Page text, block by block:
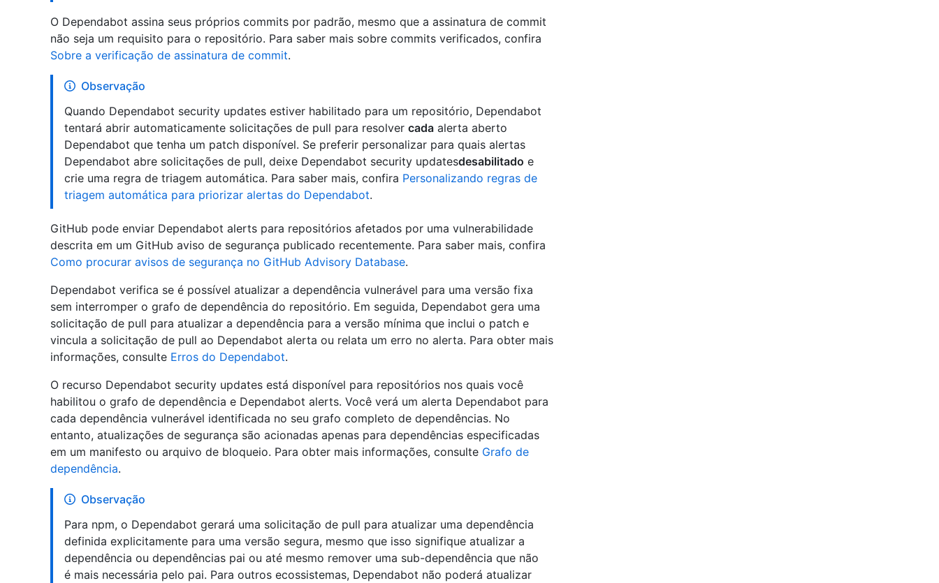
O Dependabot assina seus próprios commits por padrão, mesmo que a assinatura de commit
não seja um requisito para o repositório. Para saber mais sobre commits verificados, confira
Sobre a verificação de assinatura de commit.
Observação
Quando Dependabot security updates estiver habilitado para um repositório, Dependabot
tentará abrir automaticamente solicitações de pull para resolver cada alerta aberto
Dependabot que tenha um patch disponível. Se preferir personalizar para quais alertas
Dependabot abre solicitações de pull, deixe Dependabot security updatesdesabilitado e
crie uma regra de triagem automática. Para saber mais, confira Personalizando regras de
triagem automática para priorizar alertas do Dependabot.
GitHub pode enviar Dependabot alerts para repositórios afetados por uma vulnerabilidade
descrita em um GitHub aviso de segurança publicado recentemente. Para saber mais, confira
Como procurar avisos de segurança no GitHub Advisory Database.
Dependabot verifica se é possível atualizar a dependência vulnerável para uma versão fixa
sem interromper o grafo de dependência do repositório. Em seguida, Dependabot gera uma
solicitação de pull para atualizar a dependência para a versão mínima que inclui o patch e
vincula a solicitação de pull ao Dependabot alerta ou relata um erro no alerta. Para obter mais
informações, consulte Erros do Dependabot.
O recurso Dependabot security updates está disponível para repositórios nos quais você
habilitou o grafo de dependência e Dependabot alerts. Você verá um alerta Dependabot para
cada dependência vulnerável identificada no seu grafo completo de dependências. No
entanto, atualizações de segurança são acionadas apenas para dependências especificadas
em um manifesto ou arquivo de bloqueio. Para obter mais informações, consulte Grafo de
dependência.
Observação
Para npm, o Dependabot gerará uma solicitação de pull para atualizar uma dependência
definida explicitamente para uma versão segura, mesmo que isso signifique atualizar a
dependência ou dependências pai ou até mesmo remover uma sub-dependência que não
é mais necessária pelo pai. Para outros ecossistemas, Dependabot não poderá atualizar